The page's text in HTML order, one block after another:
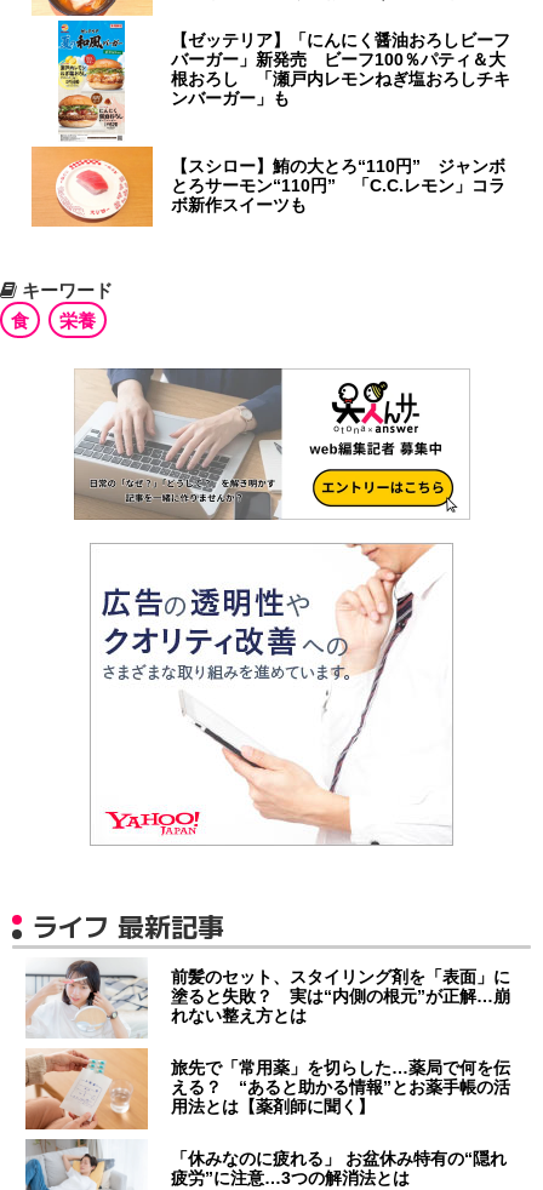
【ゼッテリア】「にんにく醤油おろしビーフ
バーガー」新発売 ビーフ100％パティ＆大
根おろし 「瀬戸内レモンねぎ塩おろしチキ
ンバーガー」も
【スシロー】鮪の大とろ“110円” ジャンボ
とろサーモン“110円” 「C.C.レモン」コラ
ボ新作スイーツも
キーワード
食
栄養
ライフ 最新記事
前髪のセット、スタイリング剤を「表面」に
塗ると失敗？ 実は“内側の根元”が正解…崩
れない整え方とは
旅先で「常用薬」を切らした…薬局で何を伝
える？ “あると助かる情報”とお薬手帳の活
用法とは【薬剤師に聞く】
「休みなのに疲れる」 お盆休み特有の“隠れ
疲労”に注意…3つの解消法とは